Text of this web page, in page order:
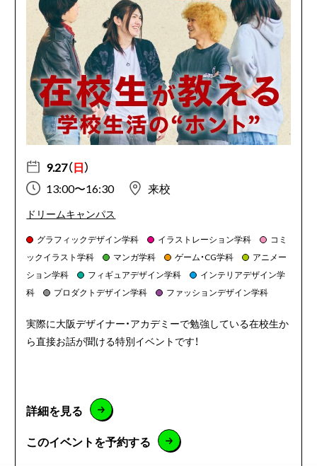
9.27（日）
13:00〜16:30
来校
ドリームキャンパス
グラフィックデザイン学科 イラストレーション学科
コミ
ックイラスト学科
マンガ学科 ゲーム・CG学科
アニメー
ション学科
フィギュアデザイン学科
インテリアデザイン学
科
プロダクトデザイン学科 ファッションデザイン学科
実際に大阪デザイナー・アカデミーで勉強している在校生か
ら直接お話が聞ける特別イベントです！
詳細を見る
このイベントを予約する